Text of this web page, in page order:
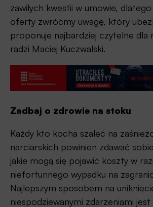
zawiłych kwestii w umowie,
oferty zwróćmy uwagę, który
proponuje najbardziej czytelne dla
radzi Maciej Kuczwalski.
Zadbaj o zdrowie na stoku
Każdy kto kocha szaleć na
narciarskich powinien zdawać
jakie mogą się pojawić koszty w
niefortunnego wypadku na
Najlepszym sposobem na
niespodziewanymi zdarzeniami jest